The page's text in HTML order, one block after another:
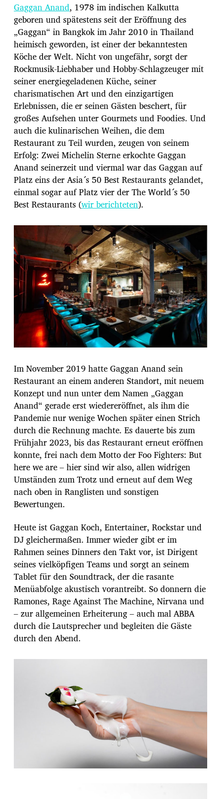
Gaggan Anand, 1978 im indischen Kalkutta
geboren und spätestens seit der Eröffnung des
„Gaggan“ in Bangkok im Jahr 2010 in Thailand
heimisch geworden, ist einer der bekanntesten
Köche der Welt. Nicht von ungefähr, sorgt der
Rockmusik-Liebhaber und Hobby-Schlagzeuger mit
seiner energiegeladenen Küche, seiner
charismatischen Art und den einzigartigen
Erlebnissen, die er seinen Gästen beschert, für
großes Aufsehen unter Gourmets und Foodies. Und
auch die kulinarischen Weihen, die dem
Restaurant zu Teil wurden, zeugen von seinem
Erfolg: Zwei Michelin Sterne erkochte Gaggan
Anand seinerzeit und viermal war das Gaggan auf
Platz eins der Asia´s 50 Best Restaurants gelandet,
einmal sogar auf Platz vier der The World´s 50
Best Restaurants (wir berichteten).
Im November 2019 hatte Gaggan Anand sein
Restaurant an einem anderen Standort, mit neuem
Konzept und nun unter dem Namen „Gaggan
Anand“ gerade erst wiedereröffnet, als ihm die
Pandemie nur wenige Wochen später einen Strich
durch die Rechnung machte. Es dauerte bis zum
Frühjahr 2023, bis das Restaurant erneut eröffnen
konnte, frei nach dem Motto der Foo Fighters: But
here we are – hier sind wir also, allen widrigen
Umständen zum Trotz und erneut auf dem Weg
nach oben in Ranglisten und sonstigen
Bewertungen.
Heute ist Gaggan Koch, Entertainer, Rockstar und
DJ gleichermaßen. Immer wieder gibt er im
Rahmen seines Dinners den Takt vor, ist Dirigent
seines vielköpfigen Teams und sorgt an seinem
Tablet für den Soundtrack, der die rasante
Menüabfolge akustisch vorantreibt. So donnern die
Ramones, Rage Against The Machine, Nirvana und
– zur allgemeinen Erheiterung – auch mal ABBA
durch die Lautsprecher und begleiten die Gäste
durch den Abend.